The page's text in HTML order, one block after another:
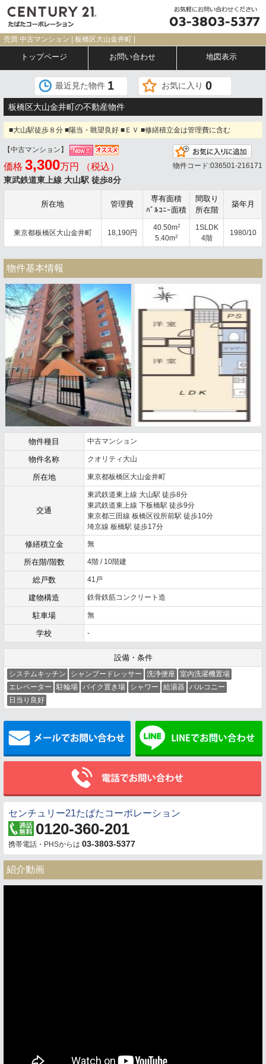
売買 中古マンション | 板橋区大山金井町 |
トップページ お問い合わせ 地図表示
最近見た物件 1 お気に入り 0
板橋区大山金井町の不動産物件
■大山駅徒歩８分 ■陽当・眺望良好 ■ＥＶ ■修繕積立金は管理費に含む
【中古マンション】
価格 3,300万円 （税込）
東武鉄道東上線 大山駅 徒歩8分
物件コード:036501-216171
所在地 管理費
専有面積
ﾊﾞﾙｺﾆｰ面積
間取り
所在階
築年月
東京都板橋区大山金井町 18,190円
40.50m2
5.40m2
1SLDK
4階
1980/10
物件基本情報
物件種目 中古マンション
物件名称 クオリティ大山
所在地 東京都板橋区大山金井町
交通
東武鉄道東上線 大山駅 徒歩8分
東武鉄道東上線 下板橋駅 徒歩9分
東京都三田線 板橋区役所前駅 徒歩10分
埼京線 板橋駅 徒歩17分
修繕積立金 無
所在階/階数 4階 / 10階建
総戸数 41戸
建物構造 鉄骨鉄筋コンクリート造
駐車場 無
学校 -
設備・条件
システムキッチン シャンプードレッサー 洗浄便座 室内洗濯機置場
エレベーター
駐輪場 バイク置き場 シャワー 給湯器
バルコニー
日当り良好
メールでお問い合わせ
センチュリー21たばたコーポレーション
0120-360-201
携帯電話・PHSからは 03-3803-5377
紹介動画